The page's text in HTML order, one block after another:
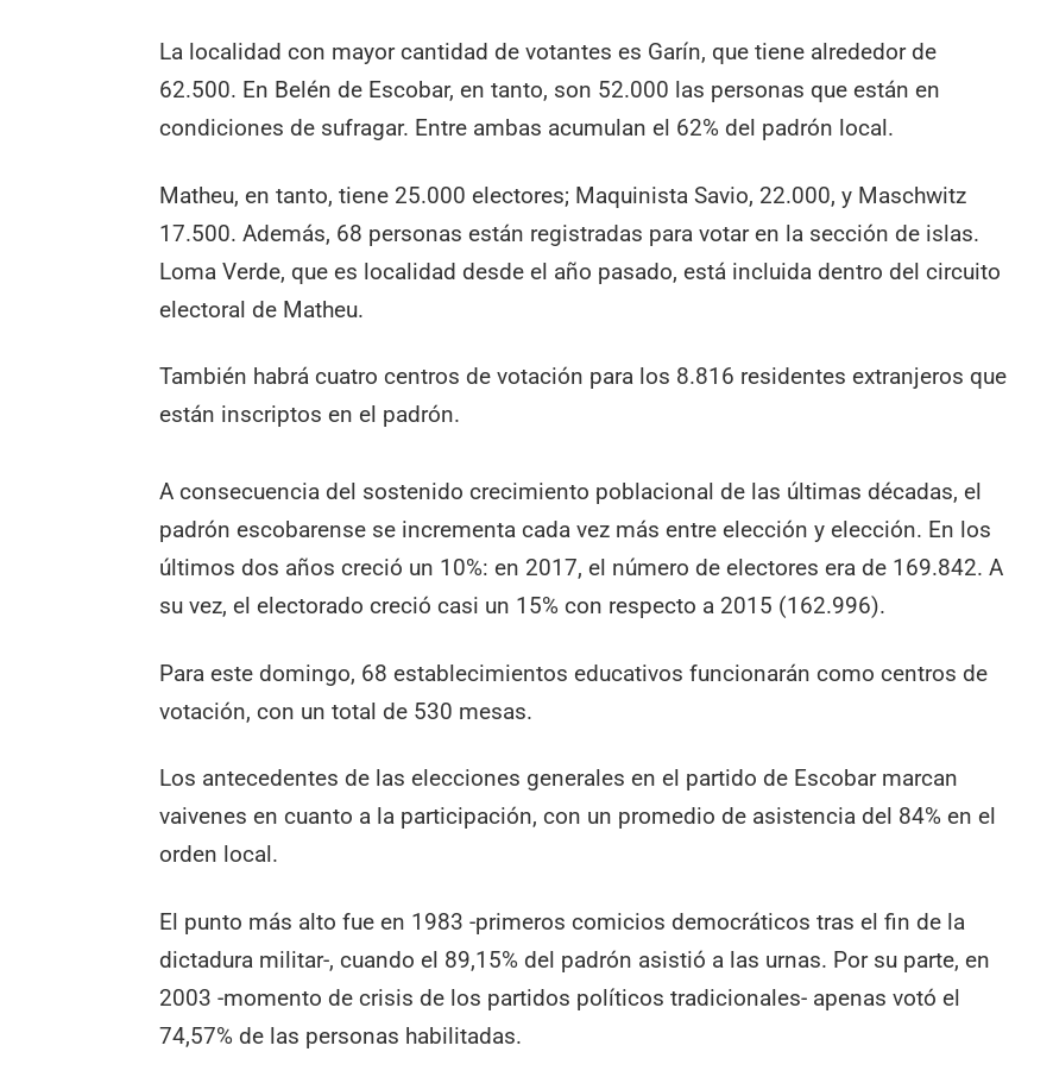
La localidad con mayor cantidad de votantes es Garín, que tiene alrededor de
62.500. En Belén de Escobar, en tanto, son 52.000 las personas que están en
condiciones de sufragar. Entre ambas acumulan el 62% del padrón local.
Matheu, en tanto, tiene 25.000 electores; Maquinista Savio, 22.000, y Maschwitz
17.500. Además, 68 personas están registradas para votar en la sección de islas.
Loma Verde, que es localidad desde el año pasado, está incluida dentro del circuito
electoral de Matheu.
También habrá cuatro centros de votación para los 8.816 residentes extranjeros que
están inscriptos en el padrón.
A consecuencia del sostenido crecimiento poblacional de las últimas décadas, el
padrón escobarense se incrementa cada vez más entre elección y elección. En los
últimos dos años creció un 10%: en 2017, el número de electores era de 169.842. A
su vez, el electorado creció casi un 15% con respecto a 2015 (162.996).
Para este domingo, 68 establecimientos educativos funcionarán como centros de
votación, con un total de 530 mesas.
Los antecedentes de las elecciones generales en el partido de Escobar marcan
vaivenes en cuanto a la participación, con un promedio de asistencia del 84% en el
orden local.
El punto más alto fue en 1983 -primeros comicios democráticos tras el fin de la
dictadura militar-, cuando el 89,15% del padrón asistió a las urnas. Por su parte, en
2003 -momento de crisis de los partidos políticos tradicionales- apenas votó el
74,57% de las personas habilitadas.